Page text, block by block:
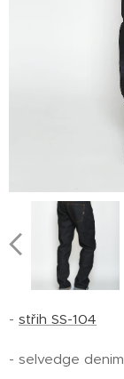
- střih SS-104
- selvedge denim